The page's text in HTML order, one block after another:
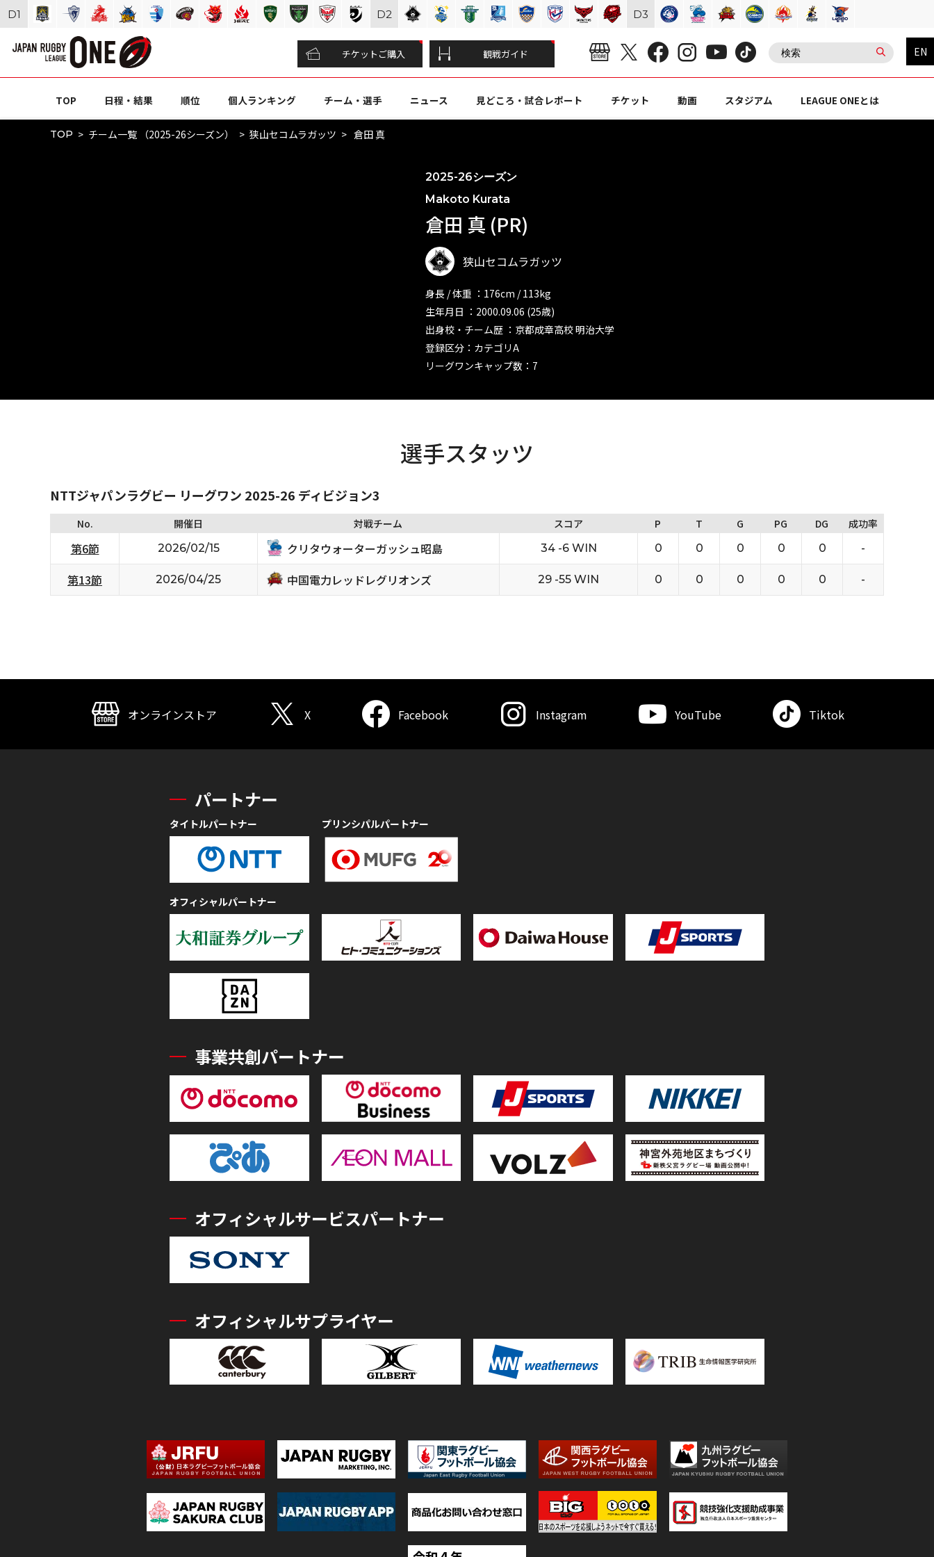
チケットご購入 観戦ガイド EN
TOP 日程・結果 順位 個人ランキング チーム・選手 ニュース 見どころ・試合レポート チケット 動画 スタジアム LEAGUE ONEとは
TOP チーム一覧 （2025-26シーズン） 狭山セコムラガッツ 倉田 真
2025-26シーズン
Makoto Kurata
倉田 真 (PR)
狭山セコムラガッツ
身長 / 体重 ：176cm / 113kg
生年月日 ：2000.09.06 (25歳)
出身校・チーム歴 ：京都成章高校 明治大学
登録区分：カテゴリA
リーグワンキャップ数：7
選手スタッツ
NTTジャパンラグビー リーグワン 2025-26 ディビジョン3
No. 開催日 対戦チーム スコア P T G PG DG 成功率
第6節 2026/02/15 クリタウォーターガッシュ昭島 34 -6 WIN 0 0 0 0 0 -
第13節 2026/04/25 中国電力レッドレグリオンズ 29 -55 WIN 0 0 0 0 0 -
D1 D2 D3
オンラインストア X Facebook Instagram YouTube Tiktok
パートナー
タイトルパートナー プリンシパルパートナー
オフィシャルパートナー
事業共創パートナー
オフィシャルサービスパートナー
オフィシャルサプライヤー